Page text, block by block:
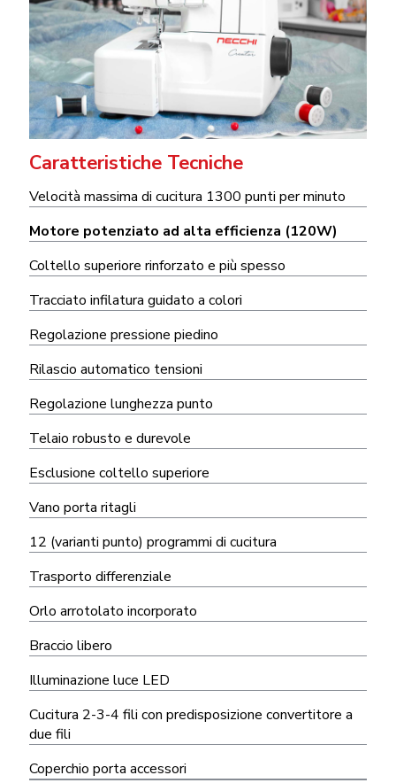
Caratteristiche Tecniche
Velocità massima di cucitura 1300 punti per minuto
Motore potenziato ad alta efficienza (120W)
Coltello superiore rinforzato e più spesso
Tracciato infilatura guidato a colori
Regolazione pressione piedino
Rilascio automatico tensioni
Regolazione lunghezza punto
Telaio robusto e durevole
Esclusione coltello superiore
Vano porta ritagli
12 (varianti punto) programmi di cucitura
Trasporto differenziale
Orlo arrotolato incorporato
Braccio libero
Illuminazione luce LED
Cucitura 2-3-4 fili con predisposizione convertitore a
due fili
Coperchio porta accessori